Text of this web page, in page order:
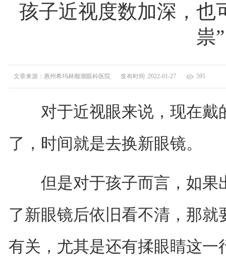
孩子近视度数加深，也
祟”
文章来源：惠州希玛林顺潮眼科医院 发布时间 :2022-01-27 595
对于近视眼来说，现在戴
了，时间就是去换新眼镜。
但是对于孩子而言，如果
了新眼镜后依旧看不清，那
有关，尤其是还有揉眼睛这一